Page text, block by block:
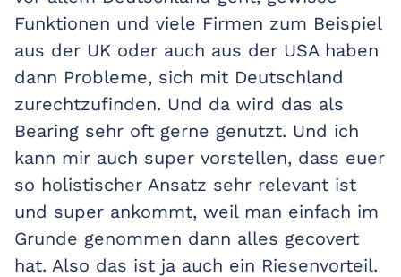
Funktionen und viele Firmen zum Beispiel
aus der UK oder auch aus der USA haben
dann Probleme, sich mit Deutschland
zurechtzufinden. Und da wird das als
Bearing sehr oft gerne genutzt. Und ich
kann mir auch super vorstellen, dass euer
so holistischer Ansatz sehr relevant ist
und super ankommt, weil man einfach im
Grunde genommen dann alles gecovert
hat. Also das ist ja auch ein Riesenvorteil.